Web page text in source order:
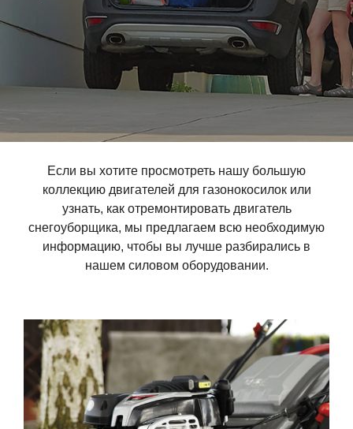
Если вы хотите просмотреть нашу большую
коллекцию двигателей для газонокосилок или
узнать, как отремонтировать двигатель
снегоуборщика, мы предлагаем всю необходимую
информацию, чтобы вы лучше разбирались в
нашем силовом оборудовании.